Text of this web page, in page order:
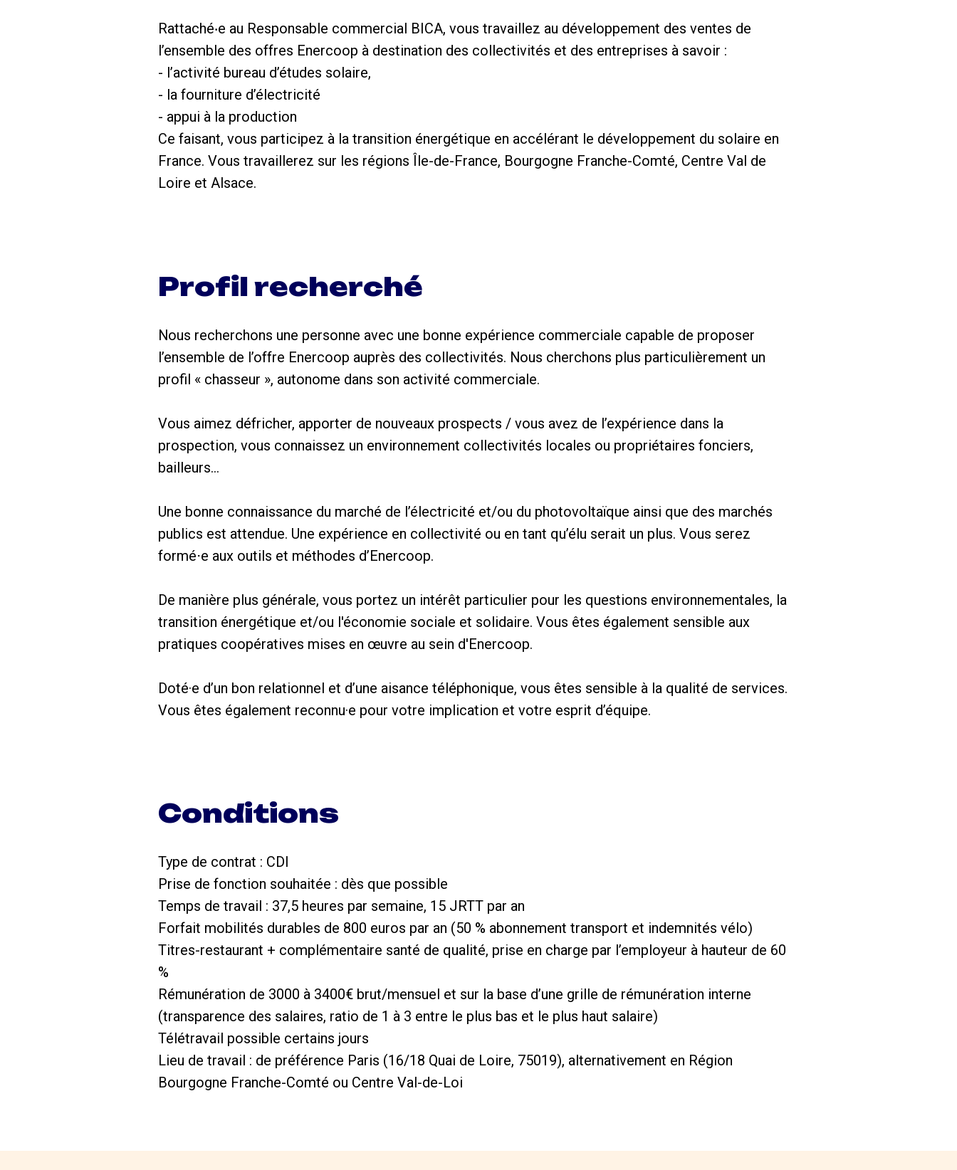
Rattaché‧e au Responsable commercial BICA, vous travaillez au développement des ventes de
l’ensemble des offres Enercoop à destination des collectivités et des entreprises à savoir :
- l’activité bureau d’études solaire,
- la fourniture d’électricité
- appui à la production
Ce faisant, vous participez à la transition énergétique en accélérant le développement du solaire en
France. Vous travaillerez sur les régions Île-de-France, Bourgogne Franche-Comté, Centre Val de
Loire et Alsace.
Profil recherché
Nous recherchons une personne avec une bonne expérience commerciale capable de proposer
l’ensemble de l’offre Enercoop auprès des collectivités. Nous cherchons plus particulièrement un
profil « chasseur », autonome dans son activité commerciale.
Vous aimez défricher, apporter de nouveaux prospects / vous avez de l’expérience dans la
prospection, vous connaissez un environnement collectivités locales ou propriétaires fonciers,
bailleurs…
Une bonne connaissance du marché de l’électricité et/ou du photovoltaïque ainsi que des marchés
publics est attendue. Une expérience en collectivité ou en tant qu’élu serait un plus. Vous serez
formé⋅e aux outils et méthodes d’Enercoop.
De manière plus générale, vous portez un intérêt particulier pour les questions environnementales, la
transition énergétique et/ou l'économie sociale et solidaire. Vous êtes également sensible aux
pratiques coopératives mises en œuvre au sein d'Enercoop.
Doté·e d’un bon relationnel et d’une aisance téléphonique, vous êtes sensible à la qualité de services.
Vous êtes également reconnu·e pour votre implication et votre esprit d’équipe.
Conditions
Type de contrat : CDI
Prise de fonction souhaitée : dès que possible
Temps de travail : 37,5 heures par semaine, 15 JRTT par an
Forfait mobilités durables de 800 euros par an (50 % abonnement transport et indemnités vélo)
Titres-restaurant + complémentaire santé de qualité, prise en charge par l’employeur à hauteur de 60
%
Rémunération de 3000 à 3400€ brut/mensuel et sur la base d’une grille de rémunération interne
(transparence des salaires, ratio de 1 à 3 entre le plus bas et le plus haut salaire)
Télétravail possible certains jours
Lieu de travail : de préférence Paris (16/18 Quai de Loire, 75019), alternativement en Région
Bourgogne Franche-Comté ou Centre Val-de-Loi